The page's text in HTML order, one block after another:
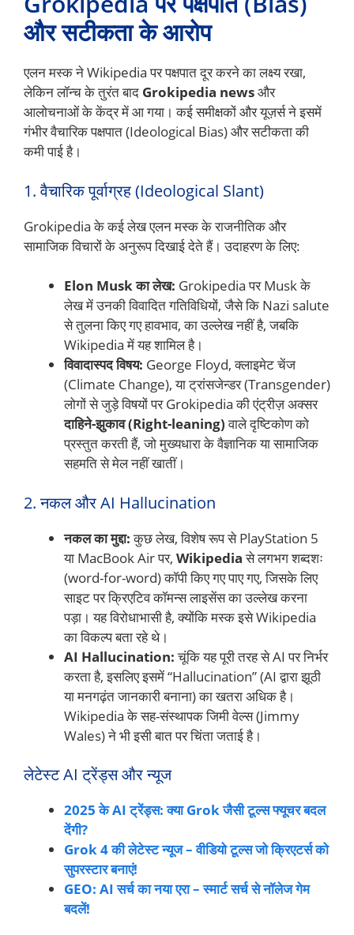
और सटीकता के आरोप
एलन मस्क ने Wikipedia पर पक्षपात दूर करने का लक्ष्य रखा,
लेकिन लॉन्च के तुरंत बाद Grokipedia newsऔर
आलोचनाओं के केंद्र में आ गया। कई समीक्षकों और यूज़र्स ने इसमें
गंभीर वैचारिक पक्षपात (Ideological Bias) और सटीकता की
कमी पाई है।
1. वैचारिक पूर्वाग्रह (Ideological Slant)
Grokipedia के कई लेख एलन मस्क के राजनीतिक और
सामाजिक विचारों के अनुरूप दिखाई देते हैं। उदाहरण के लिए:
Elon Musk का लेख: Grokipedia पर Musk के
लेख में उनकी विवादित गतिविधियों, जैसे कि Nazi salute
से तुलना किए गए हावभाव, का उल्लेख नहीं है, जबकि
Wikipedia में यह शामिल है।
विवादास्पद विषय: George Floyd, क्लाइमेट चेंज
(Climate Change), या ट्रांसजेन्डर (Transgender)
लोगों से जुड़े विषयों पर Grokipedia की एंट्रीज़ अक्सर
दाहिने-झुकाव (Right-leaning)वाले दृष्टिकोण को
प्रस्तुत करती हैं, जो मुख्यधारा के वैज्ञानिक या सामाजिक
सहमति से मेल नहीं खातीं।
2. नकल और AI Hallucination
नकल का मुद्दा:कुछ लेख, विशेष रूप से PlayStation 5
या MacBook Air पर, Wikipediaसे लगभग शब्दशः
(word-for-word) कॉपी किए गए पाए गए, जिसके लिए
साइट पर क्रिएटिव कॉमन्स लाइसेंस का उल्लेख करना
पड़ा। यह विरोधाभासी है, क्योंकि मस्क इसे Wikipedia
का विकल्प बता रहे थे।
AI Hallucination:चूंकि यह पूरी तरह से AI पर निर्भर
करता है, इसलिए इसमें “Hallucination” (AI द्वारा झूठी
या मनगढ़ंत जानकारी बनाना) का खतरा अधिक है।
Wikipedia के सह-संस्थापक जिमी वेल्स (Jimmy
Wales) ने भी इसी बात पर चिंता जताई है।
लेटेस्ट AI ट्रेंड्स और न्यूज
2025 के AI ट्रेंड्स: क्या Grok जैसी टूल्स फ्यूचर बदल
देंगी?
Grok 4 की लेटेस्ट न्यूज – वीडियो टूल्स जो क्रिएटर्स को
सुपरस्टार बनाएं!
GEO: AI सर्च का नया एरा – स्मार्ट सर्च से नॉलेज गेम
बदलें!